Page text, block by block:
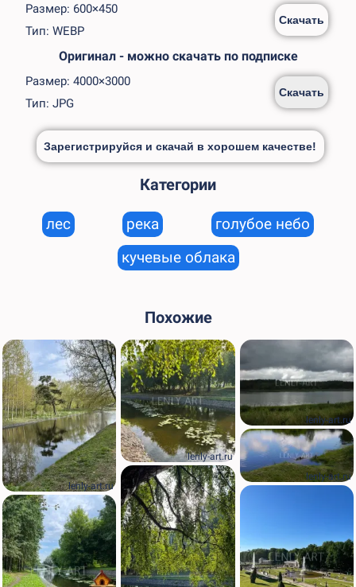
Размер: 600×450
Тип: WEBP
Скачать
Оригинал - можно скачать по подписке
Размер: 4000×3000
Тип: JPG
Скачать
Зарегистрируйся и скачай в хорошем качестве!
Категории
лес река
голубое небо
кучевые облака
Похожие
lenly-art.ru
lenly-art.ru
lenly-art.ru
lenly-art.ru